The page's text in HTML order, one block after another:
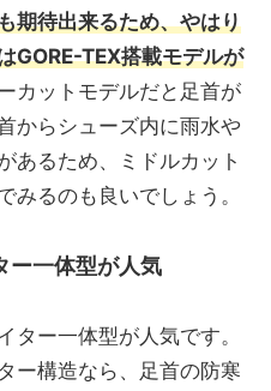
期待出来るため、やはり
GORE-TEX搭載モデルが
カットモデルだと足首が
からシューズ内に雨水や
あるため、ミドルカット
みるのも良いでしょう。
ー一体型が人気
ター一体型が人気です。
ー構造なら、足首の防寒